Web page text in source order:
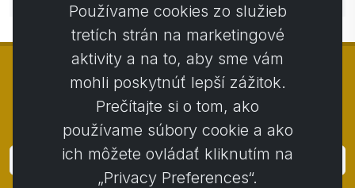
© Copyright 2014 - 2026 Activstar
Prihlásiť
Používame cookies zo služieb
tretích strán na marketingové
aktivity a na to, aby sme vám
mohli poskytnúť lepší zážitok.
Prečítajte si o tom, ako
používame súbory cookie a ako
ich môžete ovládať kliknutím na
„Privacy Preferences“.